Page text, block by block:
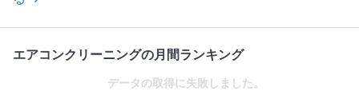
エアコンクリーニングの月間ランキング
データの取得に失敗しました。